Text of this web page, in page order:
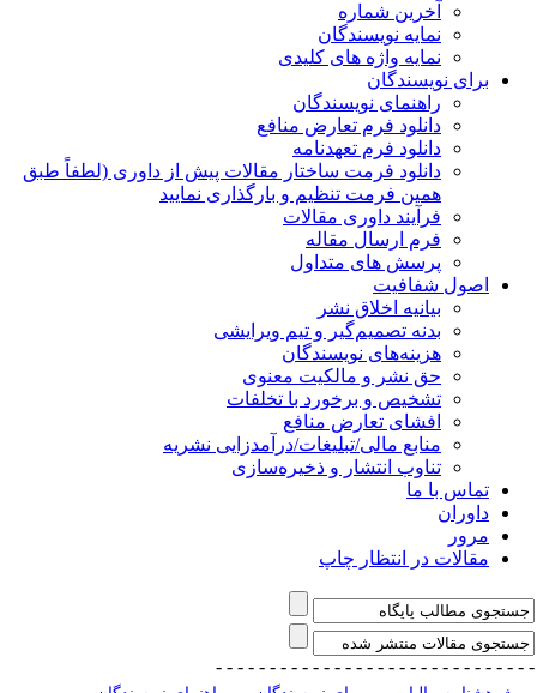
آخرین شماره
نمایه نویسندگان
نمایه واژه های کلیدی
برای نویسندگان
راهنمای نویسندگان
دانلود فرم تعارض منافع
دانلود فرم تعهدنامه
دانلود فرمت ساختار مقالات پیش از داوری (لطفاً طبق
همین فرمت تنظیم و بارگذاری نمایید
فرآیند داوری مقالات
فرم ارسال مقاله
پرسش های متداول
اصول شفافیت
بیانیه اخلاق نشر
بدنه تصمیم‌گیر و تیم ویرایشی
هزینه‌های نویسندگان
حق نشر و مالکیت معنوی
تشخیص و برخورد با تخلفات
افشای تعارض منافع
منابع مالی/تبلیغات/درآمدزایی نشریه
تناوب انتشار و ذخیره‌سازی
تماس با ما
داوران
مرور
مقالات در انتظار چاپ
- - - - - - - - - - - - -
- - - - - - - - - - - - - - -